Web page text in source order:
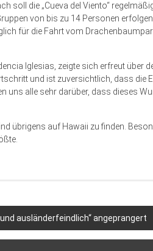
soll die „Cueva del Viento“
von bis zu 14 Personen
für die Fahrt vom
Iglesias, zeigte sich erfreut über
und ist zuversichtlich, dass
uns alle sehr darüber, dass dieses
übrigens auf Hawaii zu finden.
ausländerfeindlich“ angeprangert